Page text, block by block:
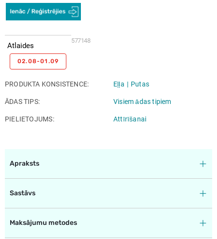
577148
Atlaides
02.08-01.09
PRODUKTA KONSISTENCE Eļļa Putas
ĀDAS TIPS Visiem ādas tipiem
PIELIETOJUMS Attīrīšanai
Apraksts
Sastāvs
Maksājumu metodes